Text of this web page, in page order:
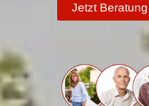
Jetzt